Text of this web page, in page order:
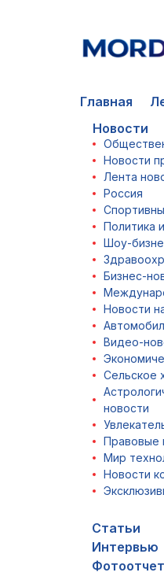
Главная
Новости
Новости
Лента
Россия
Политика
Шоу-
Бизнес-
Новости
Видео-
Сельское
новости
Правовые
Мир
Новости
Статьи
Интервью